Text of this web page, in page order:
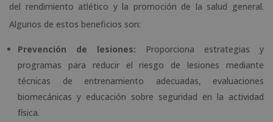
del rendimiento atlético y la promoción de la salud general.
Algunos de estos beneficios son:
Prevención de lesiones: Proporciona estrategias y
programas para reducir el riesgo de lesiones mediante
técnicas de entrenamiento adecuadas, evaluaciones
biomecánicas y educación sobre seguridad en la actividad
física.